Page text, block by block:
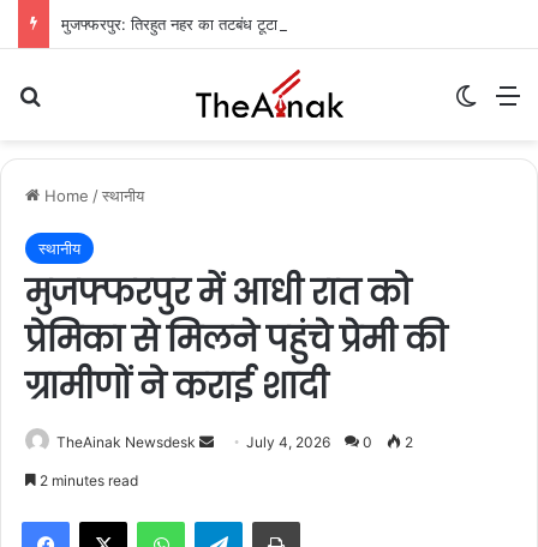
Home /स्थानीय
स्थानीय
मुजफ्फरपुर में आधी रात को
प्रेमिका से मिलने पहुंचे प्रेमी की
ग्रामीणों ने कराई शादी
TheAinak Newsdesk July 4, 2026 0 2
2 minutes read
Telegram